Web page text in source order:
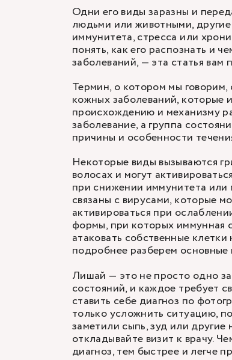
Одни его виды заразны и
людьми или животными,
иммунитета, стресса или
понять, как его распознать и
заболеваний, — эта статья вам
Термин, о котором мы
кожных заболеваний, которые
происхождению и механизму
заболевание, а группа
причины и особенности
Некоторые виды вызываются
волосах и могут
при снижении иммунитета
связаны с вирусами, которые
активироваться при
формы, при которых иммунная
атаковать собственные
подробнее разберем
Лишай — это не просто одно
состояний, и каждое требует
ставить себе диагноз по
только усложнить ситуацию,
заметили сыпь, зуд или
откладывайте визит к врачу.
диагноз, тем быстрее и легче